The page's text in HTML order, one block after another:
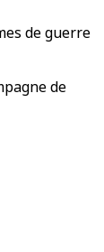
de guerre
de